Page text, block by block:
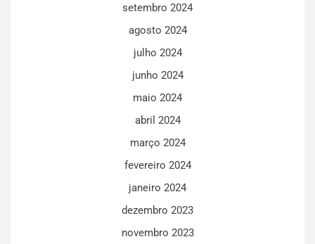
setembro 2024
agosto 2024
julho 2024
junho 2024
maio 2024
abril 2024
março 2024
fevereiro 2024
janeiro 2024
dezembro 2023
novembro 2023